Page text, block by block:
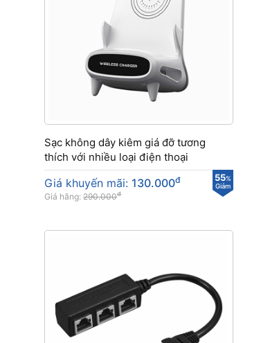
Sạc không dây kiêm giá đỡ tương
thích với nhiều loại điện thoại
55%
Giảm
Giá khuyến mãi: 130.000đ
Giá hãng:290.000đ